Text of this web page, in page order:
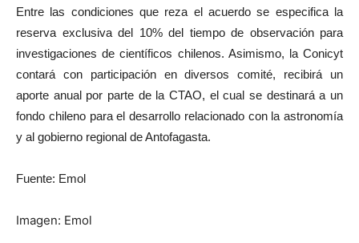
Entre las condiciones que reza el acuerdo se especifica la
reserva exclusiva del 10% del tiempo de observación para
investigaciones de científicos chilenos. Asimismo, la Conicyt
contará con participación en diversos comité, recibirá un
aporte anual por parte de la CTAO, el cual se destinará a un
fondo chileno para el desarrollo relacionado con la astronomía
y al gobierno regional de Antofagasta.
Fuente: Emol
Imagen: Emol